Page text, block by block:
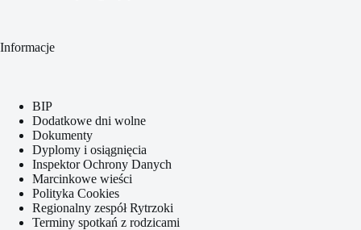
Informacje
BIP
Dodatkowe dni wolne
Dokumenty
Dyplomy i osiągnięcia
Inspektor Ochrony Danych
Marcinkowe wieści
Polityka Cookies
Regionalny zespół Rytrzoki
Terminy spotkań z rodzicami